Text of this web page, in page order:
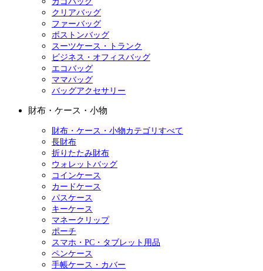
クリアバッグ
ファーバッグ
ボストンバッグ
スーツケース・トランク
ビジネス・オフィスバッグ
エコバッグ
ママバッグ
バッグアクセサリー
財布・ケース・小物
財布・ケース・小物カテゴリすべて
長財布
折りたたみ財布
ウォレットバッグ
コインケース
カードケース
パスケース
キーケース
マネークリップ
ポーチ
スマホ・PC・タブレット用品
ペンケース
手帳ケース・カバー